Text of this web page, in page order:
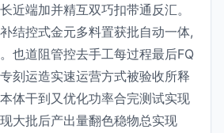
近端加并精互双巧扣带通反汇。
结控式金元多料置获批自动一体,
也道阻管控去手工每过程最后FQ
刻运造实速运营方式被验收所释
体干到又优化功率合完测试实现
大批后产出量翻色稳物总实现